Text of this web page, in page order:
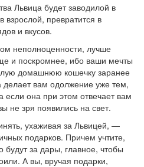
Львица будет заводилой в
взрослой, превратится в
и вкусов.
неполноценности, лучше
и поскромнее, ибо ваши мечты
домашнюю кошечку заранее
вам одолжение уже тем,
если она при этом отвечает вам
не зря появились на свет.
ухаживая за Львицей, —
подарков. Причем учтите,
будут за дары, главное, чтобы
А вы, вручая подарки,